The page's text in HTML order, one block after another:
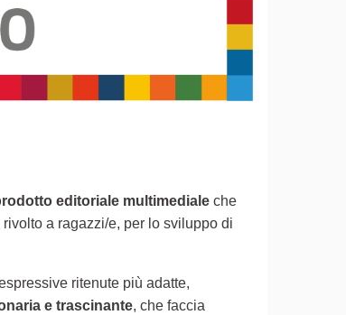
editoriale multimediale che
a ragazzi/e, per lo sviluppo di
ritenute più adatte,
e trascinante, che faccia